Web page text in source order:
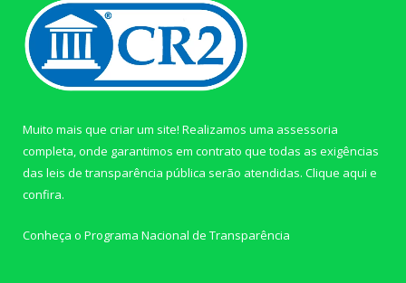
Muito mais que criar um site! Realizamos uma assessoria
completa, onde garantimos em contrato que todas as exigências
das leis de transparência pública serão atendidas. Clique aqui e
confira.
Conheça o Programa Nacional de Transparência